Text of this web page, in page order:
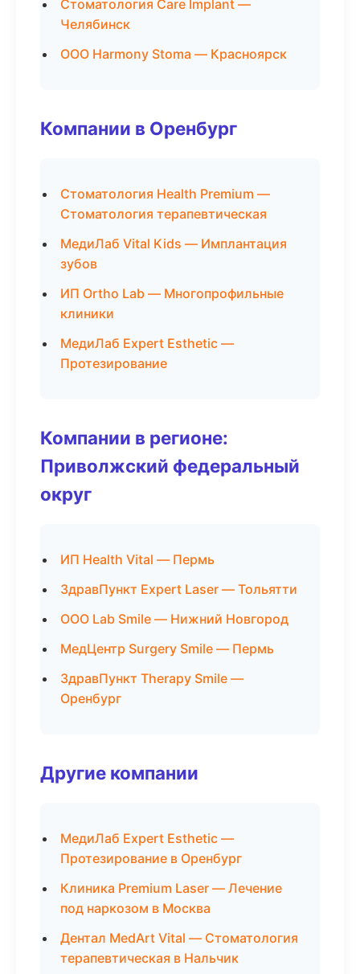
Стоматология Care Implant —
Челябинск
ООО Harmony Stoma — Красноярск
Компании в Оренбург
Стоматология Health Premium —
Стоматология терапевтическая
МедиЛаб Vital Kids — Имплантация
зубов
ИП Ortho Lab — Многопрофильные
клиники
МедиЛаб Expert Esthetic —
Протезирование
Компании в регионе:
Приволжский федеральный
округ
ИП Health Vital — Пермь
ЗдравПункт Expert Laser — Тольятти
ООО Lab Smile — Нижний Новгород
МедЦентр Surgery Smile — Пермь
ЗдравПункт Therapy Smile —
Оренбург
Другие компании
МедиЛаб Expert Esthetic —
Протезирование в Оренбург
Клиника Premium Laser — Лечение
под наркозом в Москва
Дентал MedArt Vital — Стоматология
терапевтическая в Нальчик